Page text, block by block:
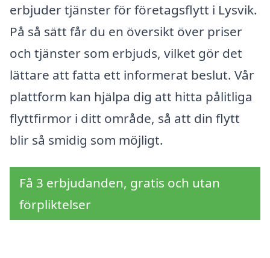
erbjuder tjänster för företagsflytt i Lysvik.
På så sätt får du en översikt över priser
och tjänster som erbjuds, vilket gör det
lättare att fatta ett informerat beslut. Vår
plattform kan hjälpa dig att hitta pålitliga
flyttfirmor i ditt område, så att din flytt
blir så smidig som möjligt.
Få 3 erbjudanden, gratis och utan
förpliktelser